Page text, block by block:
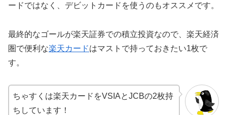
ードではなく、デビットカードを使うのもオススメです。
最終的なゴールが楽天証券での積立投資なので、楽天経済
圏で便利な楽天カードはマストで持っておきたい1枚で
す。
ちゃすくは楽天カードをVSIAとJCBの2枚持
ちしています！